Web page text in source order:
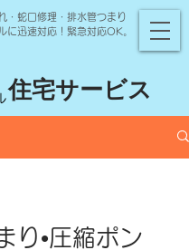
・蛇口修理・排水管つまり
に迅速対応！緊急対応OK。
住宅サービス
り•圧縮ポン